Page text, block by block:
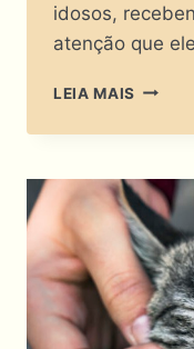
idosos,
atenção que
LEIA MAIS
GATOS
MEU
GATO
VIROU
VOVÔ,
E